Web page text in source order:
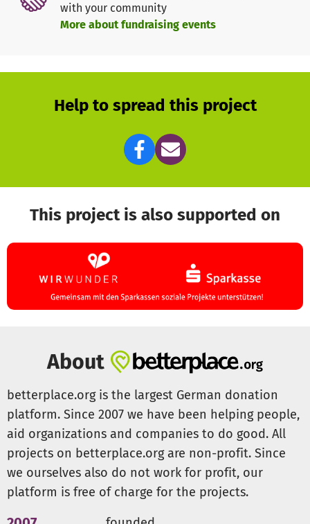
with your community
More about fundraising events
Help to spread this project
This project is also supported on
About
betterplace.org is the largest German donation
platform. Since 2007 we have been helping people,
aid organizations and companies to do good. All
projects on betterplace.org are non-profit. Since
we ourselves also do not work for profit, our
platform is free of charge for the projects.